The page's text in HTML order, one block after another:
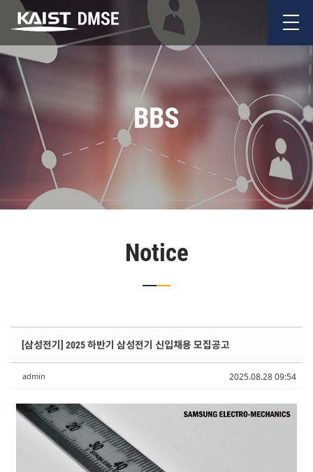
BBS
Notice
2025.08.28 09:54
[삼성전기] 2025 하반기 삼성전기 신입채용 모집공고
admin
Sketchbook5, 스케치북5
Sketchbook5, 스케치북5
Sketchbook5, 스케치북5
Sketchbook5, 스케치북5